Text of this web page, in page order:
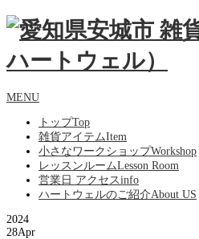
MENU
トップTop
雑貨アイテムItem
小さなワークショップWorkshop
レッスンルームLesson Room
営業日 アクセスinfo
ハートウェルのご紹介About US
2024
28Apr